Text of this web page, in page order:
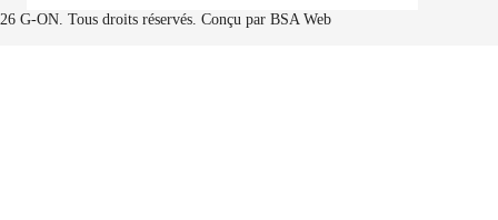
G-ON. Tous droits réservés. Conçu par BSA Web